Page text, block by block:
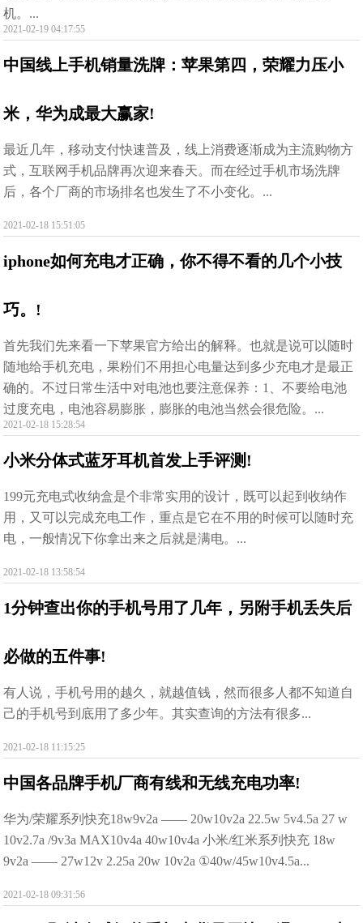
机。...
2021-02-19 04:17:55
中国线上手机销量洗牌：苹果第四，荣耀力压小
米，华为成最大赢家!
最近几年，移动支付快速普及，线上消费逐渐成为主流购物方
式，互联网手机品牌再次迎来春天。而在经过手机市场洗牌
后，各个厂商的市场排名也发生了不小变化。...
2021-02-18 15:51:05
iphone如何充电才正确，你不得不看的几个小技
巧。!
首先我们先来看一下苹果官方给出的解释。也就是说可以随时
随地给手机充电，果粉们不用担心电量达到多少充电才是最正
确的。不过日常生活中对电池也要注意保养：1、不要给电池
过度充电，电池容易膨胀，膨胀的电池当然会很危险。...
2021-02-18 15:28:54
小米分体式蓝牙耳机首发上手评测!
199元充电式收纳盒是个非常实用的设计，既可以起到收纳作
用，又可以完成充电工作，重点是它在不用的时候可以随时充
电，一般情况下你拿出来之后就是满电。...
2021-02-18 13:58:54
1分钟查出你的手机号用了几年，另附手机丢失后
必做的五件事!
有人说，手机号用的越久，就越值钱，然而很多人都不知道自
己的手机号到底用了多少年。其实查询的方法有很多...
2021-02-18 11:15:25
中国各品牌手机厂商有线和无线充电功率!
华为/荣耀系列快充18w9v2a —— 20w10v2a 22.5w 5v4.5a 27 w
10v2.7a /9v3a MAX10v4a 40w10v4a 小米/红米系列快充 18w
9v2a —— 27w12v 2.25a 20w 10v2a ①40w/45w10v4.5a...
2021-02-18 09:31:56